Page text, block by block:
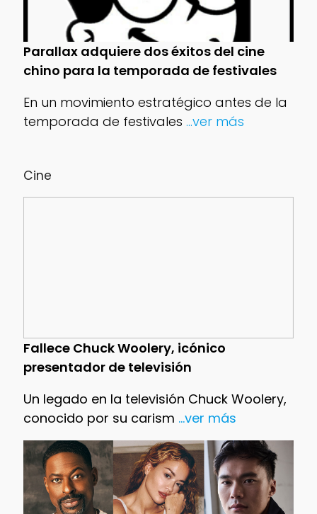
Cine
Fallece Chuck Woolery, icónico
presentador de televisión
Un legado en la televisión Chuck Woolery,
conocido por su carism ...ver más
Parallax adquiere dos éxitos del cine
chino para la temporada de festivales
En un movimiento estratégico antes de la
temporada de festivales ...ver más